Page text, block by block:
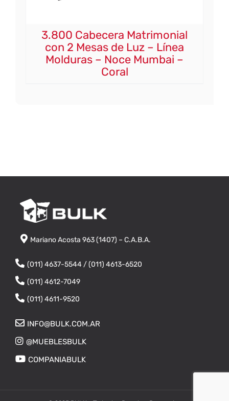
3.800 Cabecera Matrimonial
con 2 Mesas de Luz – Línea
Molduras – Noce Mumbai –
Coral
Mariano Acosta 963 (1407) – C.A.B.A.
(011) 4637-5544 / (011) 4613-6520
(011) 4612-7049
(011) 4611-9520
INFO@BULK.COM.AR
@MUEBLESBULK
COMPANIABULK